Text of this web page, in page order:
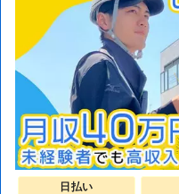
日払い